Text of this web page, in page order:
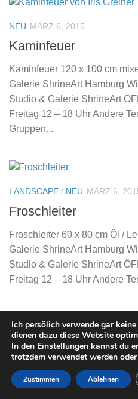
NEU MÄRZ 6, 2015
Kaminfeuer
Kaminfeuer 120 x 100 cm
Galerie ShrineArt Hamburg
Studio & Galerie ShrineArt
Freitag 12 – 18 Uhr Andere
Gruppen...
LANDSCAPE / NEU MÄRZ 6,
Froschleiter
Froschleiter 60 x 80 cm Öl /
Galerie ShrineArt Hamburg
Studio & Galerie ShrineArt
Freitag 12 – 18 Uhr Andere
FIGURES & FORMS /
If I were a carpenter
If I were a carpenter and you
Ich persölich verwende gar
dienen dazu diese Website
In den Einstellungen kannst du
trotzdem verwendet werden
Zustimmen Ablehnen